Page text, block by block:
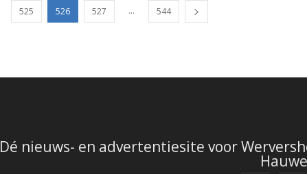
525 526 527 ... 544
Dé nieuws- en advertentiesite voor